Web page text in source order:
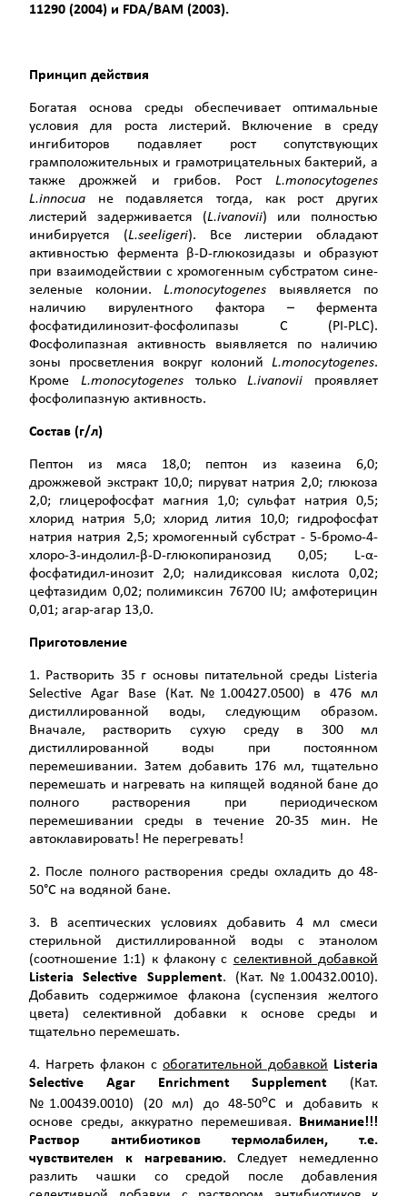
11290 (2004) и FDA/BAM (2003).
Принцип действия
Богатая основа среды обеспечивает оптимальные
условия для роста листерий. Включение в среду
ингибиторов подавляет рост сопутствующих
грамположительных и грамотрицательных бактерий, а
также дрожжей и грибов. Рост L.monocytogenes
L.innocua не подавляется тогда, как рост других
листерий задерживается (L.ivanovii) или полностью
инибируется (L.seeligeri). Все листерии обладают
активностью фермента β-D-глюкозидазы и образуют
при взаимодействии с хромогенным субстратом сине-
зеленые колонии. L.monocytogenes выявляется по
наличию вирулентного фактора – фермента
фосфатидилинозит-фосфолипазы С (PI-PLC).
Фосфолипазная активность выявляется по наличию
зоны просветления вокруг колоний L.monocytogenes.
Кроме L.monocytogenesтолькоL.ivanovii проявляет
фосфолипазную активность.
Состав (г/л)
Пептон из мяса 18,0; пептон из казеина 6,0;
дрожжевой экстракт 10,0; пируват натрия 2,0; глюкоза
2,0; глицерофосфат магния 1,0; сульфат натрия 0,5;
хлорид натрия 5,0; хлорид лития 10,0; гидрофосфат
натрия натрия 2,5; хромогенный субстрат - 5-бромо-4-
хлоро-3-индолил-β-D-глюкопира­нозид 0,05; L-α-
фосфатидил-инозит 2,0; налидиксовая кислота 0,02;
цефтазидим 0,02; полимиксин 76700 IU; амфотерицин
0,01; агар-агар 13,0.
Приготовление
1. Растворить 35 г основы питательной среды Listeria
Selective Agar Base (Кат.№1.00427.0500) в 476 мл
дистиллированной воды, следующим образом.
Вначале, растворить сухую среду в 300 мл
дистиллированной воды при постоянном
перемешивании. Затем добавить 176 мл, тщательно
перемешать и нагревать на кипящей водяной бане до
полного растворения при периодическом
перемешивании среды в течение 20-35 мин. Не
автоклавировать! Не перегревать!
2. После полного растворения среды охладить до 48-
50°С на водяной бане.
3. В асептических условиях добавить 4 мл смеси
стерильной дистиллированной воды с этанолом
(соотношение 1:1) к флакону с селективной добавкой
Listeria
Selective Supplement. (Кат.№1.00432.0010).
Добавить содержимое флакона (суспензия желтого
цвета) селективной добавки к основе среды и
тщательно перемешать.
4. Нагреть флакон с обогатительной добавкой Listeria
Selective
Agar Enrichment Supplement (Кат.
№1.00439.0010) (20 мл) до 48-50оС и добавить к
основе среды, аккуратно перемешивая. Внимание!!!
Раствор антибиотиков термолабилен, т.е.
чувствителен к нагреванию.Следует немедленно
разлить чашки со средой после добавления